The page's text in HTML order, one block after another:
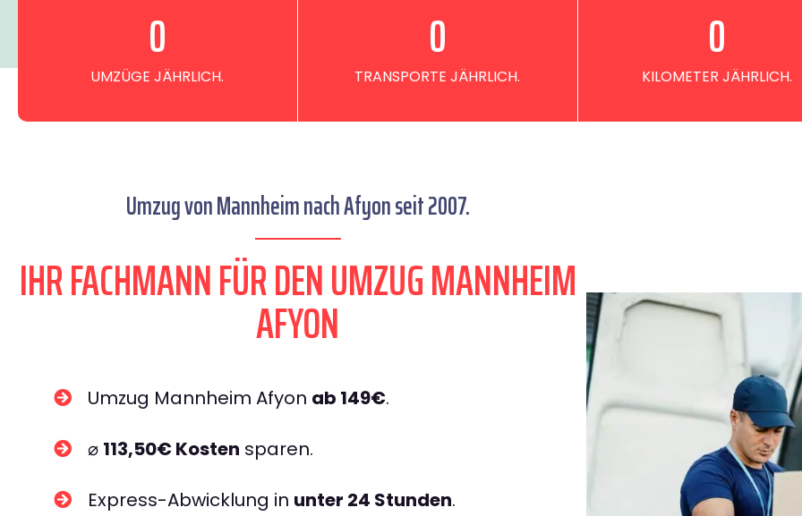
UMZÜGE JÄHRLICH.
0
TRANSPORTE JÄHRLICH.
0
KILOMETER JÄHRLICH.
0
Umzug von Mannheim nach Afyon seit 2007.
IHR FACHMANN FÜR DEN UMZUG MANNHEIM
AFYON
Umzug Mannheim Afyon ab 149€.
⌀ 113,50€ Kosten sparen.
Express-Abwicklung in unter 24 Stunden.